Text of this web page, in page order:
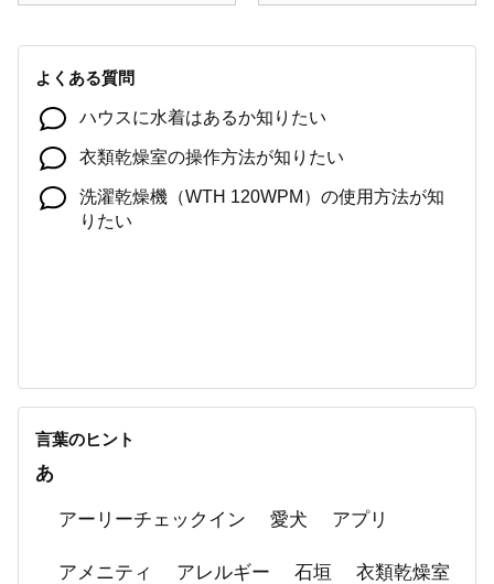
よくある質問
ハウスに水着はあるか知りたい
衣類乾燥室の操作方法が知りたい
洗濯乾燥機（WTH 120WPM）の使用方法が知
りたい
言葉のヒント
あ
アーリーチェックイン 愛犬 アプリ
アメニティ アレルギー 石垣 衣類乾燥室